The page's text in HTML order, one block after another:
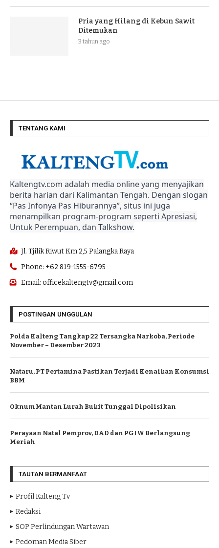
Pria yang Hilang di Kebun Sawit
Ditemukan
3 tahun ago
TENTANG KAMI
Kaltengtv.com adalah media online yang menyajikan
berita harian dari Kalimantan Tengah. Dengan slogan
“Pas Infonya Pas Hiburannya”, situs ini juga
menampilkan program-program seperti Apresiasi,
Untuk Perempuan, dan Talkshow.
Jl. Tjilik Riwut Km 2,5 Palangka Raya
Phone: +62 819-1555-6795
Email: officekaltengtv@gmail.com
POSTINGAN UNGGULAN
Polda Kalteng Tangkap 22 Tersangka Narkoba, Periode
November – Desember 2023
Nataru, PT Pertamina Pastikan Terjadi Kenaikan Konsumsi
BBM
Oknum Mantan Lurah Bukit Tunggal Dipolisikan
Perayaan Natal Pemprov, DAD dan PGIW Berlangsung
Meriah
TAUTAN BERMANFAAT
Profil Kalteng Tv
Redaksi
SOP Perlindungan Wartawan
Pedoman Media Siber